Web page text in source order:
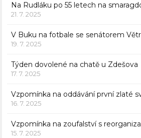
Na Rudláku po 55 letech na
21. 7. 2025
V Buku na fotbale se senátorem
19. 7. 2025
Týden dovolené na chatě u Zdešova
17. 7. 2025
Vzpomínka na oddávání první zlaté
16. 7. 2025
Vzpomínka na zoufalství s
15. 7. 2025